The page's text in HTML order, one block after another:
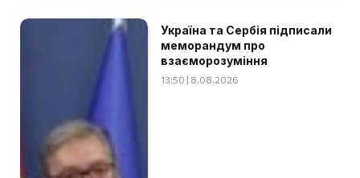
Україна та Сербія підписали
меморандум про
взаєморозуміння
13:50 | 8.08.2026